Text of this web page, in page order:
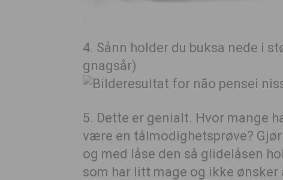
4. Sånn holder du buksa nede i
gnagsår)
5. Dette er genialt. Hvor mange
være en tålmodighetsprøve?
og med låse den så glidelåsen
som har litt mage og ikke ønsker